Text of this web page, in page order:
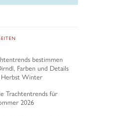
bestimmen
Farben und Details
Herbst Winter
Trachtentrends für
2026